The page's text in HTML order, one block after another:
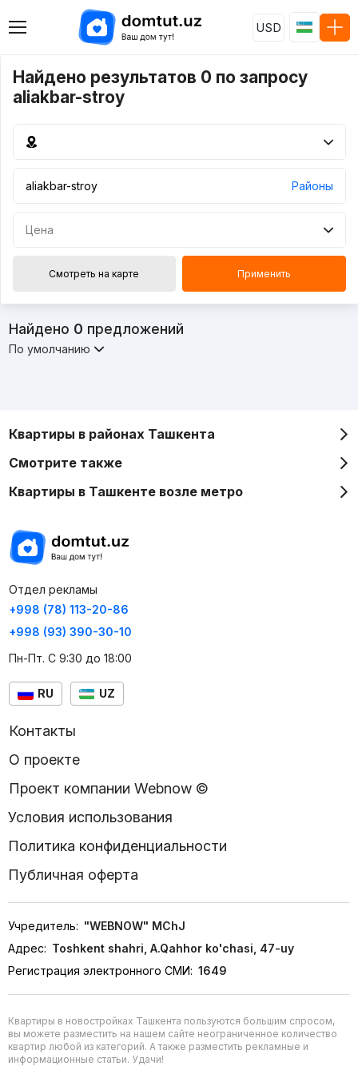
USD
Найдено результатов 0 по запросу
aliakbar-stroy
Районы
Цена
Смотреть на карте Применить
Найдено 0 предложений
По умолчанию
Квартиры в районах Ташкента
Смотрите также
Квартиры в Ташкенте возле метро
Отдел рекламы
+998 (78) 113-20-86
+998 (93) 390-30-10
Пн-Пт. С 9:30 до 18:00
RU UZ
Контакты
О проекте
Проект компании Webnow ©
Условия использования
Политика конфиденциальности
Публичная оферта
Учредитель: "WEBNOW" MChJ
Адрес: Toshkent shahri, A.Qahhor ko'chasi, 47-uy
Регистрация электронного СМИ: 1649
Квартиры в новостройках Ташкента пользуются большим спросом,
вы можете разместить на нашем сайте неограниченное количество
квартир любой из категорий. А также разместить рекламные и
информационные статьи. Удачи!